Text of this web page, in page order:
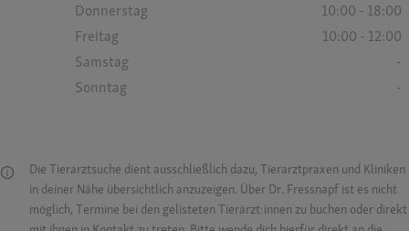
Donnerstag
10:00 - 18:00
Freitag
10:00 - 12:00
Samstag
-
Sonntag
-
Die Tierarztsuche dient ausschließlich dazu, Tierarztpraxen und Kliniken
in deiner Nähe übersichtlich anzuzeigen. Über Dr. Fressnapf ist es nicht
möglich, Termine bei den gelisteten Tierärzt:innen zu buchen oder direkt